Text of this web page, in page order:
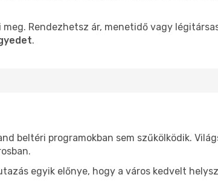
Rendezhetsz ár, menetidő vagy
.
beltéri programokban sem szűkölködik.
egyik előnye, hogy a város kedvelt